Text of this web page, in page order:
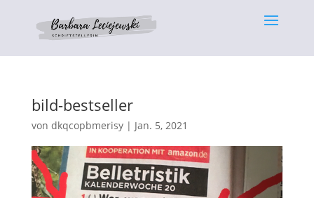
bild-bestseller
von dkqcopbmerisy| Jan. 5, 2021